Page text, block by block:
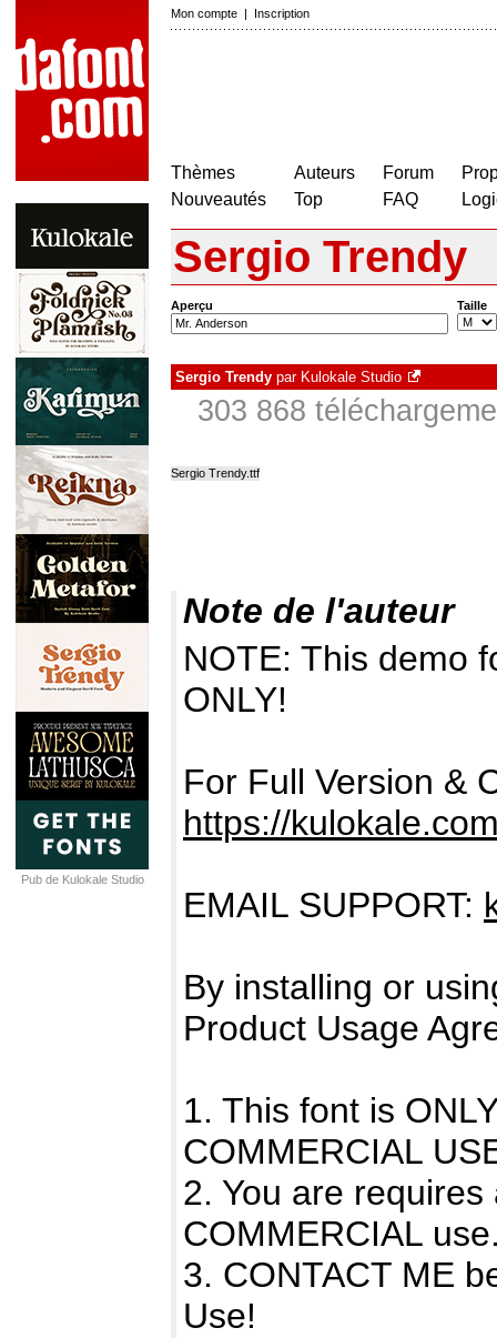
Mon compte | Inscription
Thèmes
Nouveautés
Auteurs
Top
Forum
FAQ
Pub de Kulokale Studio
Sergio Trendy
Aperçu Taille
Sergio Trendy par Kulokale Studio
303 868
Sergio Trendy.ttf
Note de l'auteur
NOTE: This demo
ONLY!
For Full Version &
https://
EMAIL SUPPORT:
By installing or
Product Usage
1. This font is
COMMERCIAL
2. You are
COMMERCIAL
3. CONTACT ME
Use!